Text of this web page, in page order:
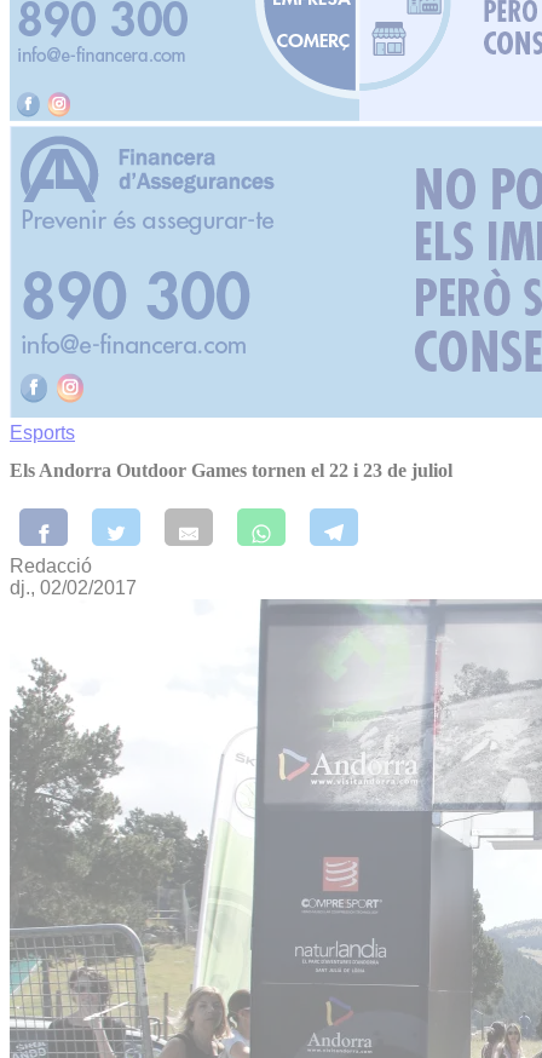
Esports
Els Andorra Outdoor Games tornen el 22 i 23 de juliol
Redacció
dj., 02/02/2017